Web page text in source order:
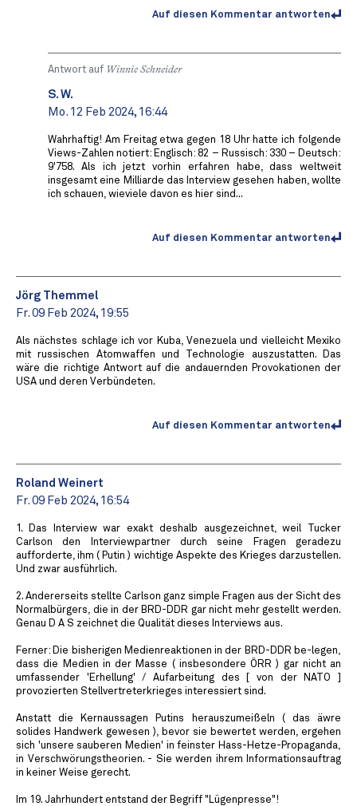
Auf diesen Kommentar antworten
Antwort auf Winnie Schneider
S. W.
Mo. 12 Feb 2024, 16:44
Wahrhaftig! Am Freitag etwa gegen 18 Uhr hatte ich folgende
Views-Zahlen notiert: Englisch: 82 – Russisch: 330 – Deutsch:
9'758. Als ich jetzt vorhin erfahren habe, dass weltweit
insgesamt eine Milliarde das Interview gesehen haben, wollte
ich schauen, wieviele davon es hier sind...
Auf diesen Kommentar antworten
Jörg Themmel
Fr. 09 Feb 2024, 19:55
Als nächstes schlage ich vor Kuba, Venezuela und vielleicht Mexiko
mit russischen Atomwaffen und Technologie auszustatten. Das
wäre die richtige Antwort auf die andauernden Provokationen der
USA und deren Verbündeten.
Auf diesen Kommentar antworten
Roland Weinert
Fr. 09 Feb 2024, 16:54
1. Das Interview war exakt deshalb ausgezeichnet, weil Tucker
Carlson den Interviewpartner durch seine Fragen geradezu
aufforderte, ihm ( Putin ) wichtige Aspekte des Krieges darzustellen.
Und zwar ausführlich.
2. Andererseits stellte Carlson ganz simple Fragen aus der Sicht des
Normalbürgers, die in der BRD-DDR gar nicht mehr gestellt werden.
Genau D A S zeichnet die Qualität dieses Interviews aus.
Ferner: Die bisherigen Medienreaktionen in der BRD-DDR be-legen,
dass die Medien in der Masse ( insbesondere ÖRR ) gar nicht an
umfassender 'Erhellung' / Aufarbeitung des [ von der NATO ]
provozierten Stellvertreterkrieges interessiert sind.
Anstatt die Kernaussagen Putins herauszumeißeln ( das äwre
solides Handwerk gewesen ), bevor sie bewertet werden, ergehen
sich 'unsere sauberen Medien' in feinster Hass-Hetze-Propaganda,
in Verschwörungstheorien. - Sie werden ihrem Informationsauftrag
in keiner Weise gerecht.
Im 19. Jahrhundert entstand der Begriff "Lügenpresse"!